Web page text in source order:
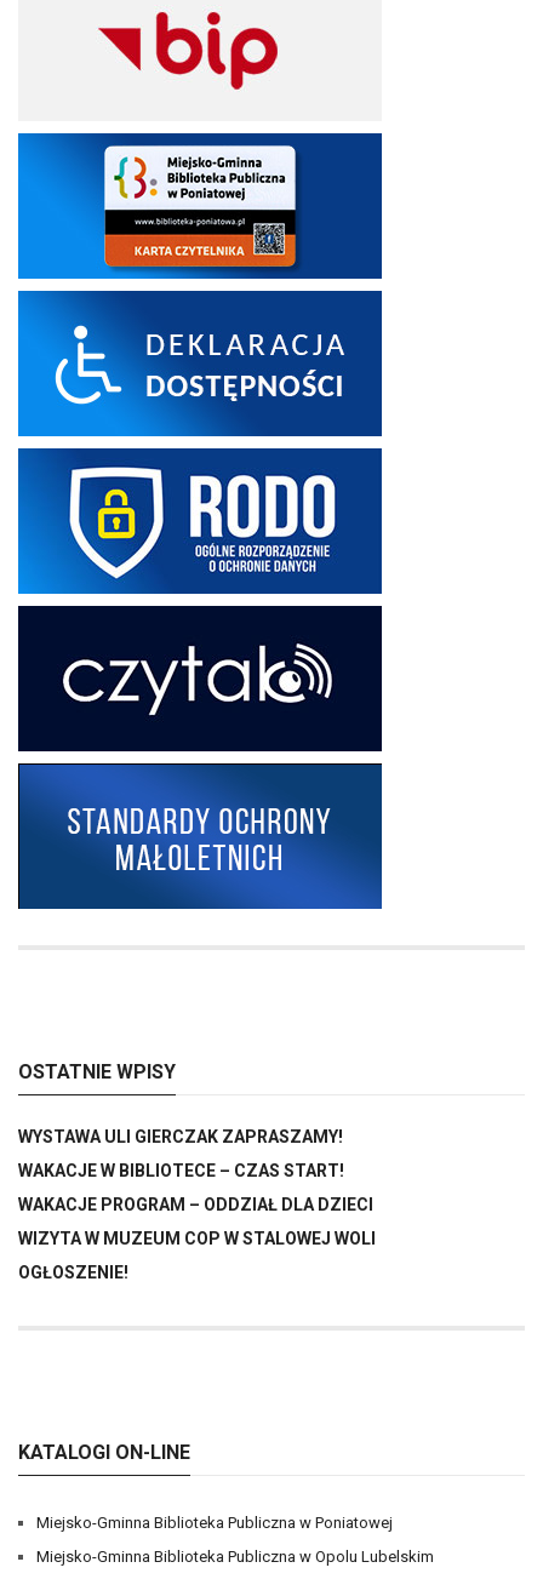
OSTATNIE WPISY
WYSTAWA ULI GIERCZAK ZAPRASZAMY!
WAKACJE W BIBLIOTECE – CZAS START!
WAKACJE PROGRAM – ODDZIAŁ DLA DZIECI
WIZYTA W MUZEUM COP W STALOWEJ WOLI
OGŁOSZENIE!
KATALOGI ON-LINE
Miejsko-Gminna Biblioteka Publiczna w Poniatowej
Miejsko-Gminna Biblioteka Publiczna w Opolu Lubelskim